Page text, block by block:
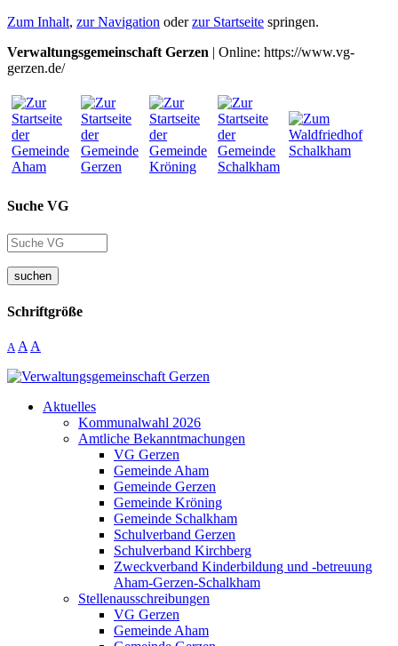
Zum Inhalt, zur Navigation oderzur Startseite springen.
Verwaltungsgemeinschaft Gerzen | Online: https://www.vg-
gerzen.de/
Suche VG
suchen
Schriftgröße
A A A
Aktuelles
Kommunalwahl 2026
Amtliche Bekanntmachungen
VG Gerzen
Gemeinde Aham
Gemeinde Gerzen
Gemeinde Kröning
Gemeinde Schalkham
Schulverband Gerzen
Schulverband Kirchberg
Zweckverband Kinderbildung und -betreuung
Aham-Gerzen-Schalkham
Stellenausschreibungen
VG Gerzen
Gemeinde Aham